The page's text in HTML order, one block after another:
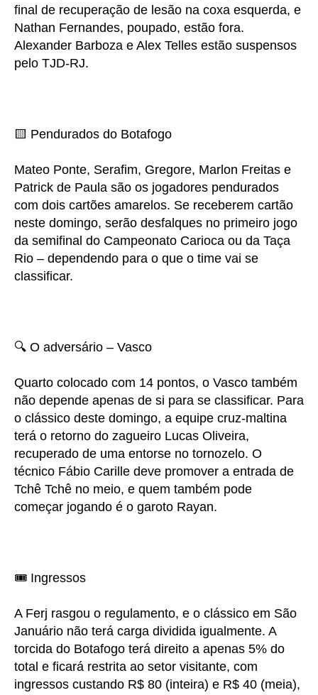
final de recuperação de lesão na coxa esquerda, e
Nathan Fernandes, poupado, estão fora.
Alexander Barboza e Alex Telles estão suspensos
pelo TJD-RJ.
🟨 Pendurados do Botafogo
Mateo Ponte, Serafim, Gregore, Marlon Freitas e
Patrick de Paula são os jogadores pendurados
com dois cartões amarelos. Se receberem cartão
neste domingo, serão desfalques no primeiro jogo
da semifinal do Campeonato Carioca ou da Taça
Rio – dependendo para o que o time vai se
classificar.
🔍 O adversário – Vasco
Quarto colocado com 14 pontos, o Vasco também
não depende apenas de si para se classificar. Para
o clássico deste domingo, a equipe cruz-maltina
terá o retorno do zagueiro Lucas Oliveira,
recuperado de uma entorse no tornozelo. O
técnico Fábio Carille deve promover a entrada de
Tchê Tchê no meio, e quem também pode
começar jogando é o garoto Rayan.
🎟️ Ingressos
A Ferj rasgou o regulamento, e o clássico em São
Januário não terá carga dividida igualmente. A
torcida do Botafogo terá direito a apenas 5% do
total e ficará restrita ao setor visitante, com
ingressos custando R$ 80 (inteira) e R$ 40 (meia),